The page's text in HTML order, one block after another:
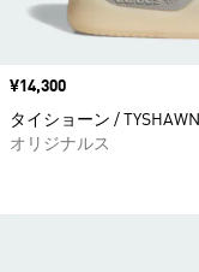
価格
¥14,300
タイショーン / TYSHAWN
オリジナルス